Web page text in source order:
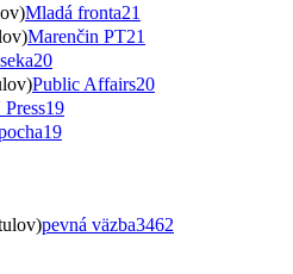
Mladá fronta21
Marenčin PT21
20
Public Affairs20
Press19
19
pevná väzba3462